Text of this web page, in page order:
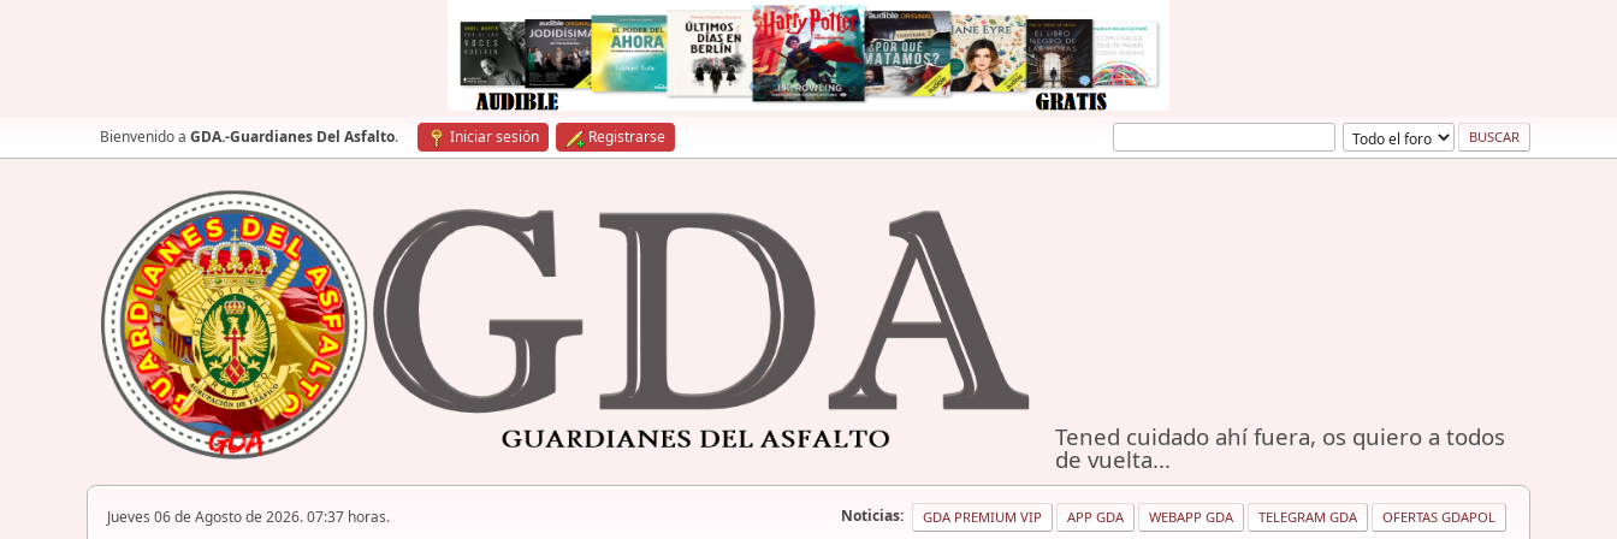
Bienvenido a GDA.-Guardianes Del Asfalto. Iniciar sesión Registrarse
Tened cuidado ahí fuera, os quiero a todos
de vuelta...
Jueves 06 de Agosto de 2026. 07:37 horas. Noticias: GDA PREMIUM VIP APP GDA WEBAPP GDA TELEGRAM GDA OFERTAS GDAPOL